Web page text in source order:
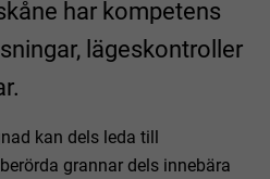
har kompetens
lägeskontroller
kan dels leda till
grannar dels innebära